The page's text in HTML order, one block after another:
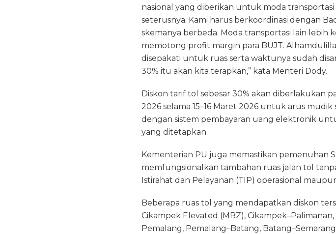
nasional yang diberikan untuk moda
seterusnya. Kami harus berkoordinasi dengan
skemanya berbeda. Moda transportasi lain lebih
memotong profit margin para BUJT.
disepakati untuk ruas serta waktunya sudah
30% itu akan kita terapkan,” kata Menteri Dody.
Diskon tarif tol sebesar 30% akan diberlakukan
2026 selama 15–16 Maret 2026 untuk arus
dengan sistem pembayaran uang elektronik
yang ditetapkan.
Kementerian PU juga memastikan pemenuhan
memfungsionalkan tambahan ruas jalan tol
Istirahat dan Pelayanan (TIP) operasional
Beberapa ruas tol yang mendapatkan diskon
Cikampek Elevated (MBZ),
Pemalang, Pemalang–Batang,